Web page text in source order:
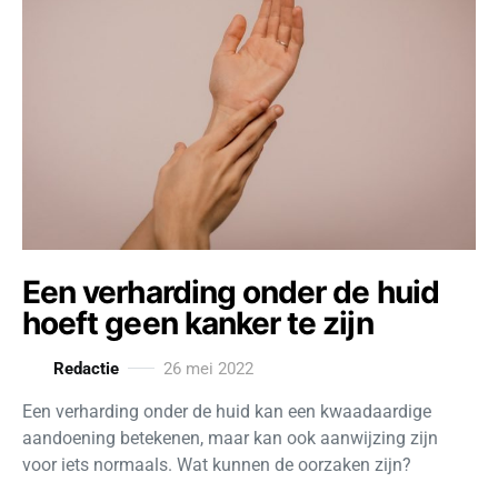
Een verharding onder de huid
hoeft geen kanker te zijn
Redactie 26 mei 2022
Een verharding onder de huid kan een kwaadaardige
aandoening betekenen, maar kan ook aanwijzing zijn
voor iets normaals. Wat kunnen de oorzaken zijn?